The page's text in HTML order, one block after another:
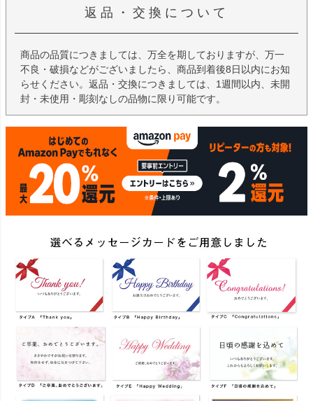
返品・交換について
商品の品質につきましては、万全を期しておりますが、万一
不良・破損などがございましたら、商品到着後8日以内にお知
らせください。返品・交換につきましては、1週間以内、未開
封・未使用・彫刻なしの品物に限り可能です。